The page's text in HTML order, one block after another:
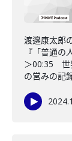
渡邉康太郎
『「普通
＞00:35 世
の営みの記